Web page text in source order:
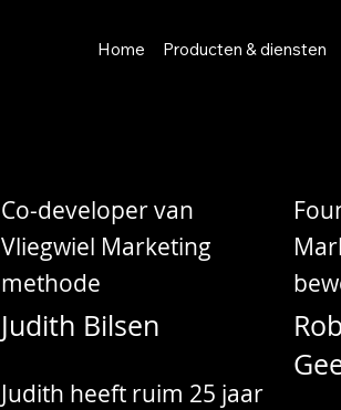
Home Producten & diensten
Co-developer van
Vliegwiel Marketing
methode
Judith Bilsen
Judith heeft ruim 25 jaar